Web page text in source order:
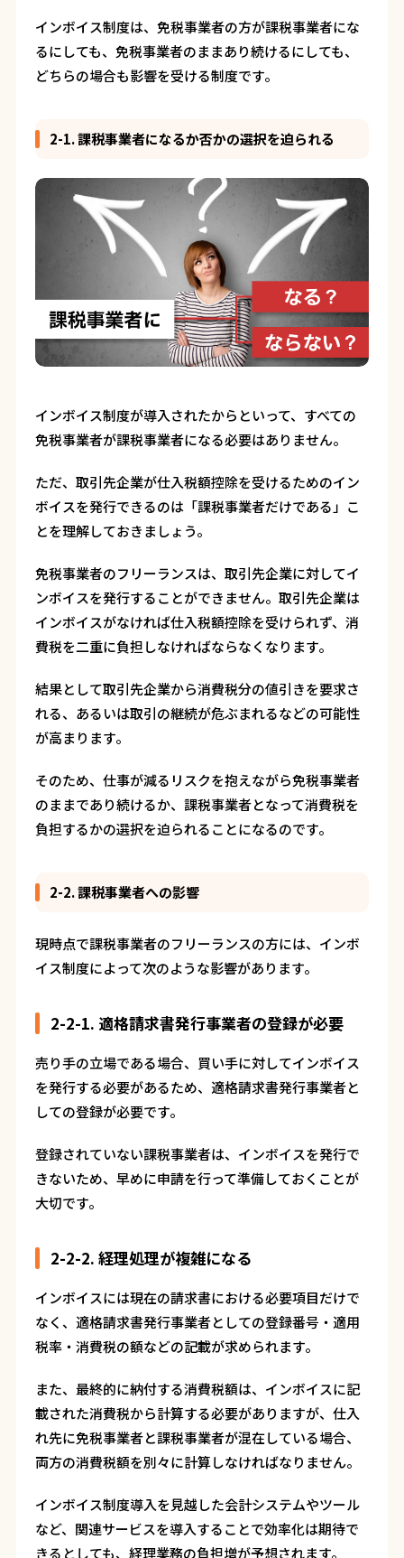
インボイス制度は、免税事業者の方が課税事業者にな
るにしても、免税事業者のままあり続けるにしても、
どちらの場合も影響を受ける制度です。
2-1. 課税事業者になるか否かの選択を迫られる
インボイス制度が導入されたからといって、すべての
免税事業者が課税事業者になる必要はありません。
ただ、取引先企業が仕入税額控除を受けるためのイン
ボイスを発行できるのは「課税事業者だけである」こ
とを理解しておきましょう。
免税事業者のフリーランスは、取引先企業に対してイ
ンボイスを発行することができません。取引先企業は
インボイスがなければ仕入税額控除を受けられず、消
費税を二重に負担しなければならなくなります。
結果として取引先企業から消費税分の値引きを要求さ
れる、あるいは取引の継続が危ぶまれるなどの可能性
が高まります。
そのため、仕事が減るリスクを抱えながら免税事業者
のままであり続けるか、課税事業者となって消費税を
負担するかの選択を迫られることになるのです。
2-2. 課税事業者への影響
現時点で課税事業者のフリーランスの方には、インボ
イス制度によって次のような影響があります。
2-2-1. 適格請求書発行事業者の登録が必要
売り手の立場である場合、買い手に対してインボイス
を発行する必要があるため、適格請求書発行事業者と
しての登録が必要です。
登録されていない課税事業者は、インボイスを発行で
きないため、早めに申請を行って準備しておくことが
大切です。
2-2-2. 経理処理が複雑になる
インボイスには現在の請求書における必要項目だけで
なく、適格請求書発行事業者としての登録番号・適用
税率・消費税の額などの記載が求められます。
また、最終的に納付する消費税額は、インボイスに記
載された消費税から計算する必要がありますが、仕入
れ先に免税事業者と課税事業者が混在している場合、
両方の消費税額を別々に計算しなければなりません。
インボイス制度導入を見越した会計システムやツール
など、関連サービスを導入することで効率化は期待で
きるとしても、経理業務の負担増が予想されます。